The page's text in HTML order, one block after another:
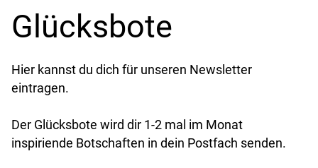
Glücksbote
Hier kannst du dich für unseren Newsletter
eintragen.
Der Glücksbote wird dir 1-2 mal im Monat
inspiriende Botschaften in dein Postfach senden.